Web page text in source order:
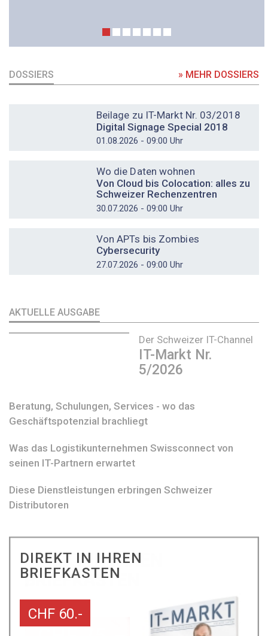
DOSSIERS » MEHR DOSSIERS
Beilage zu IT-Markt Nr. 03/2018
Digital Signage Special 2018
01.08.2026 - 09:00 Uhr
Wo die Daten wohnen
Von Cloud bis Colocation: alles zu
Schweizer Rechenzentren
30.07.2026 - 09:00 Uhr
Von APTs bis Zombies
Cybersecurity
27.07.2026 - 09:00 Uhr
AKTUELLE AUSGABE
Der Schweizer IT-Channel
IT-Markt Nr.
5/2026
Beratung, Schulungen, Services - wo das
Geschäftspotenzial brachliegt
Was das Logistikunternehmen Swissconnect von
seinen IT-Partnern erwartet
Diese Dienstleistungen erbringen Schweizer
Distributoren
DIREKT IN IHREN
BRIEFKASTEN
CHF 60.-